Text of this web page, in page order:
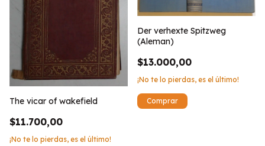
The vicar of wakefield
$11.700,00
¡No te lo pierdas, es el último!
Der verhexte Spitzweg
(Aleman)
$13.000,00
¡No te lo pierdas, es el último!